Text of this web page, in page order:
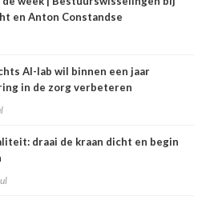
en Anton Constandse
AI-lab wil binnen een jaar
in de zorg verbeteren
draai de kraan dicht en begin